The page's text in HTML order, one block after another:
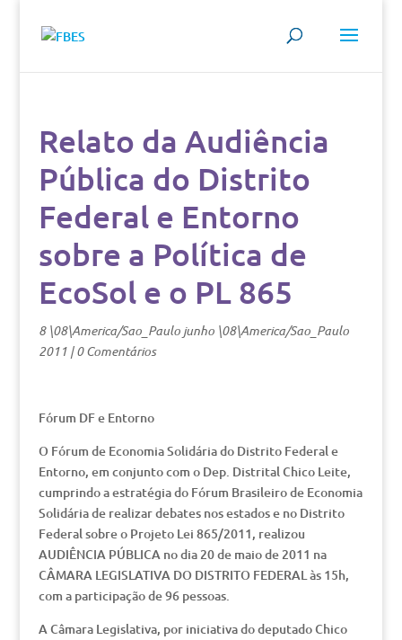
Relato da Audiência
Pública do Distrito
Federal e Entorno
sobre a Política de
EcoSol e o PL 865
8 \08\America/Sao_Paulo junho \08\America/Sao_Paulo
2011|0 Comentários
Fórum DF e Entorno
O Fórum de Economia Solidária do Distrito Federal e
Entorno, em conjunto com o Dep. Distrital Chico Leite,
cumprindo a estratégia do Fórum Brasileiro de Economia
Solidária de realizar debates nos estados e no Distrito
Federal sobre o Projeto Lei 865/2011, realizou
AUDIÊNCIA PÚBLICA no dia 20 de maio de 2011 na
CÂMARA LEGISLATIVA DO DISTRITO FEDERAL às 15h,
com a participação de 96 pessoas.
A Câmara Legislativa, por iniciativa do deputado Chico